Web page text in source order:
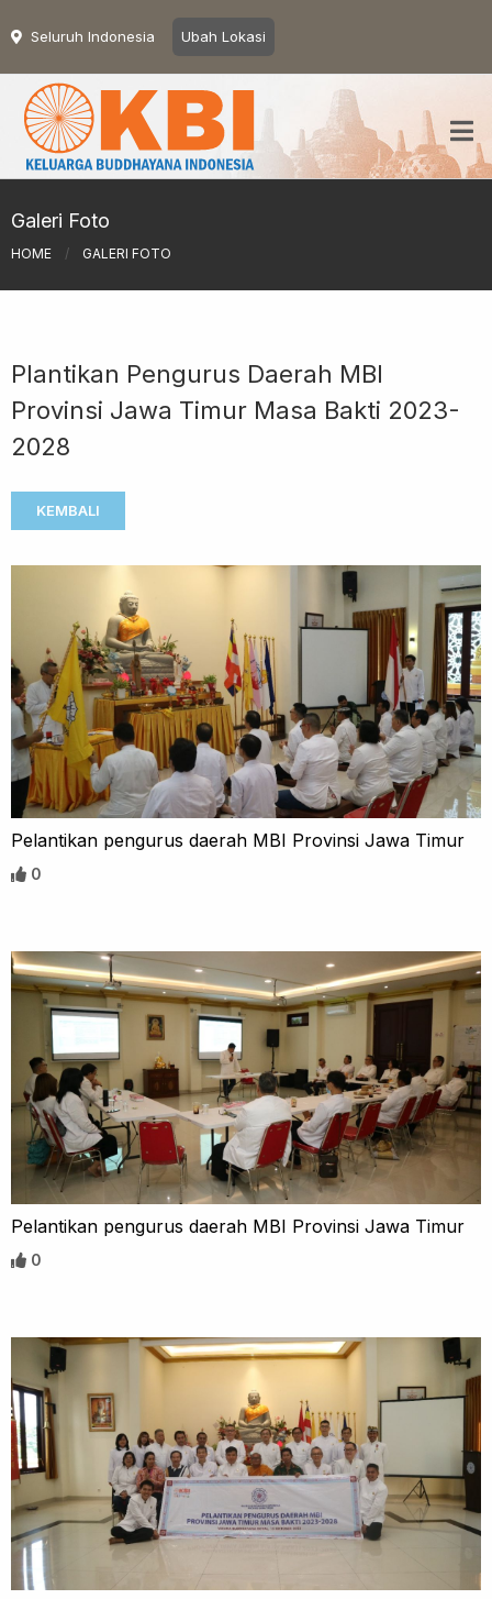
Seluruh Indonesia Ubah Lokasi
Galeri Foto
HOME / GALERI FOTO
Plantikan Pengurus Daerah MBI
Provinsi Jawa Timur Masa Bakti 2023-
2028
KEMBALI
Pelantikan pengurus daerah MBI Provinsi Jawa Timur
0
Pelantikan pengurus daerah MBI Provinsi Jawa Timur
0